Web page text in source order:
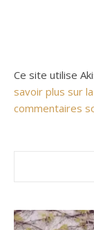
Ce site utilise
savoir plus sur
commentaires